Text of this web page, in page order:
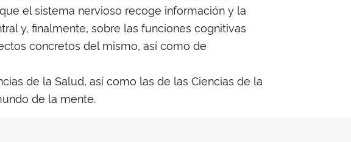
el sistema nervioso recoge información y la
y, finalmente, sobre las funciones cognitivas
concretos del mismo, así como de
de la Salud, así como las de las Ciencias de la
de la mente.